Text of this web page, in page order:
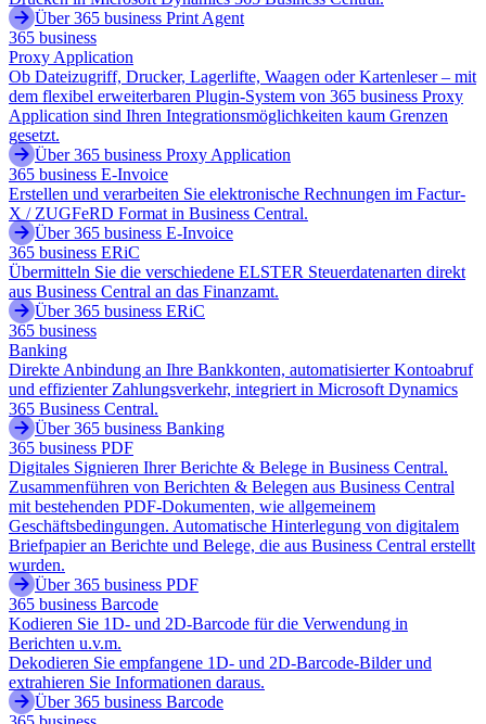
Über 365 business Print Agent
365 business
Proxy Application
Ob Dateizugriff, Drucker, Lagerlifte, Waagen oder Kartenleser – mit
dem flexibel erweiterbaren Plugin-System von 365 business Proxy
Application sind Ihren Integrationsmöglichkeiten kaum Grenzen
gesetzt.
Über 365 business Proxy Application
365 business E-Invoice
Erstellen und verarbeiten Sie elektronische Rechnungen im Factur-
X / ZUGFeRD Format in Business Central.
Über 365 business E-Invoice
365 business ERiC
Übermitteln Sie die verschiedene ELSTER Steuerdatenarten direkt
aus Business Central an das Finanzamt.
Über 365 business ERiC
365 business
Banking
Direkte Anbindung an Ihre Bankkonten, automatisierter Kontoabruf
und effizienter Zahlungsverkehr, integriert in Microsoft Dynamics
365 Business Central.
Über 365 business Banking
365 business PDF
Digitales Signieren Ihrer Berichte & Belege in Business Central.
Zusammenführen von Berichten & Belegen aus Business Central
mit bestehenden PDF-Dokumenten, wie allgemeinem
Geschäftsbedingungen. Automatische Hinterlegung von digitalem
Briefpapier an Berichte und Belege, die aus Business Central erstellt
wurden.
Über 365 business PDF
365 business Barcode
Kodieren Sie 1D- und 2D-Barcode für die Verwendung in
Berichten u.v.m.
Dekodieren Sie empfangene 1D- und 2D-Barcode-Bilder und
extrahieren Sie Informationen daraus.
Über 365 business Barcode